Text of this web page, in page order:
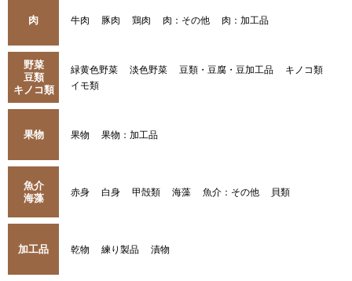
肉 牛肉 豚肉 鶏肉 肉：その他 肉：加工品
野菜
豆類
キノコ類
緑黄色野菜 淡色野菜 豆類・豆腐・豆加工品
キノコ類
イモ類
果物 果物 果物：加工品
魚介
海藻
赤身 白身 甲殻類 海藻 魚介：その他 貝類
加工品 乾物 練り製品 漬物